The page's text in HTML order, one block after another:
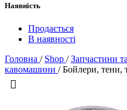
Наявність
Продається
В наявності
Головна / Shop / Запчастини
кавомашини / Бойлери, тени,